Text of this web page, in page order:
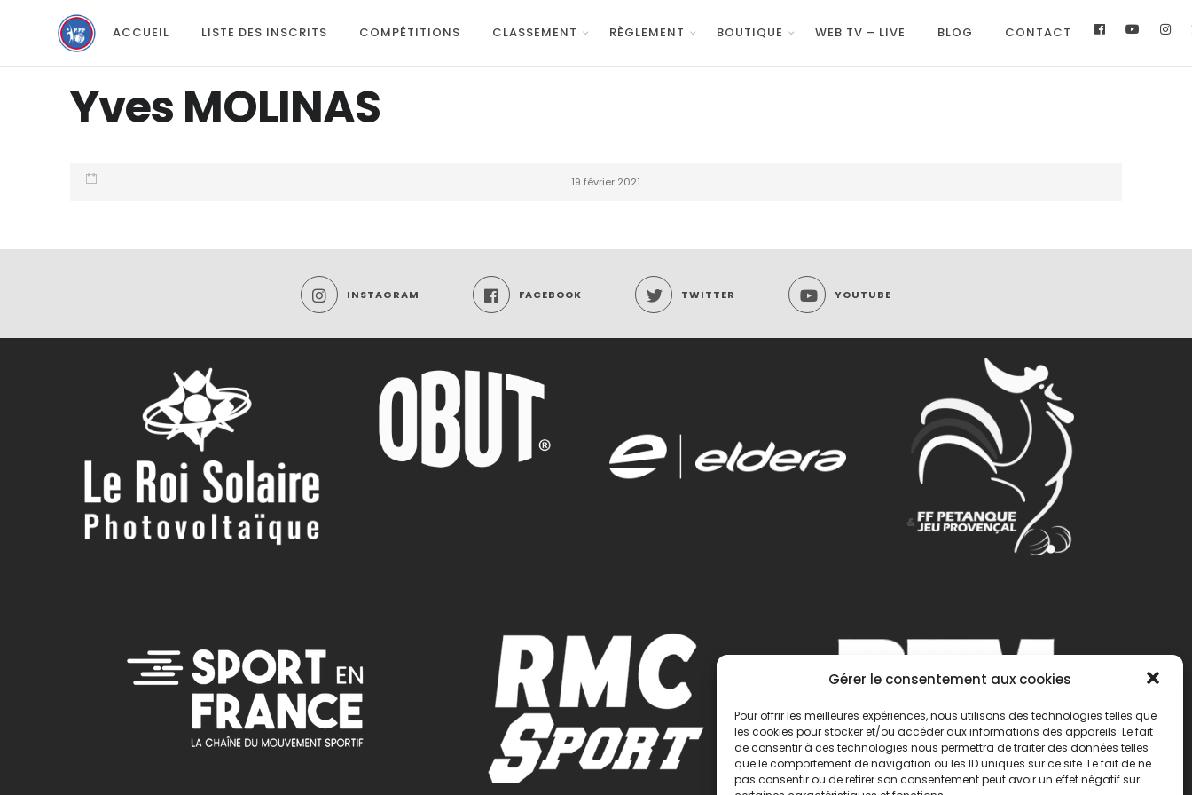
Gérer le consentement aux cookies
Pour offrir les meilleures expériences, nous utilisons des technologies telles que
les cookies pour stocker et/ou accéder aux informations des appareils. Le fait
de consentir à ces technologies nous permettra de traiter des données telles
que le comportement de navigation ou les ID uniques sur ce site. Le fait de ne
pas consentir ou de retirer son consentement peut avoir un effet négatif sur
ACCUEIL LISTE DES INSCRITS COMPÉTITIONS CLASSEMENT RÈGLEMENT BOUTIQUE WEB TV – LIVE BLOG CONTACT
Yves MOLINAS
19 février 2021
INSTAGRAM FACEBOOK TWITTER YOUTUBE